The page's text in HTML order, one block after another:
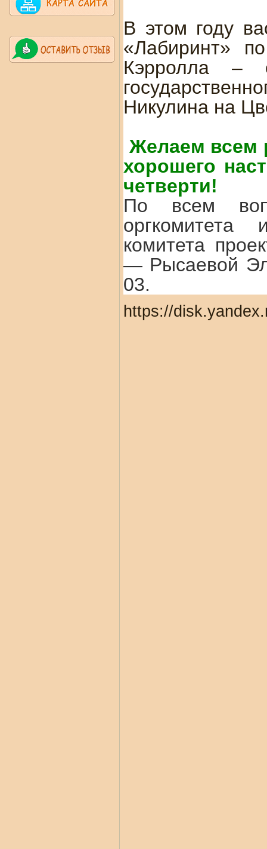
В этом году
«Лабиринт»
Кэрролла –
Никулина на
Желаем всем
хорошего
четверти!
По всем
оргкомитета
комитета
— Рысаевой
03.
https://